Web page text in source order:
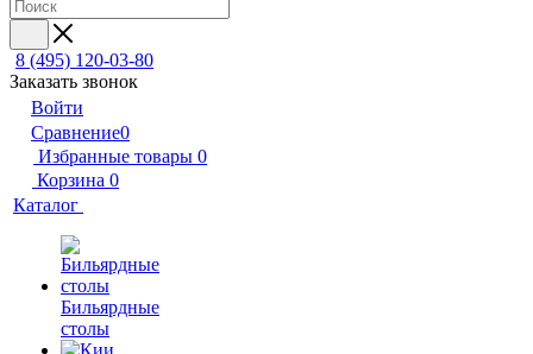
8 (495) 120-03-80
Заказать звонок
Войти
Сравнение0
Избранные товары 0
Корзина 0
Каталог
Бильярдные
столы